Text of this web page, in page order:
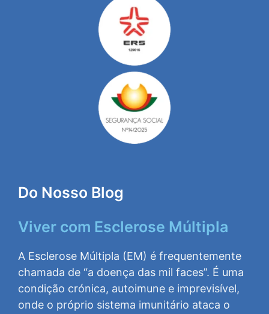
Do Nosso Blog
Viver com Esclerose Múltipla
A Esclerose Múltipla (EM) é frequentemente
chamada de “a doença das mil faces”. É uma
condição crónica, autoimune e imprevisível,
onde o próprio sistema imunitário ataca o